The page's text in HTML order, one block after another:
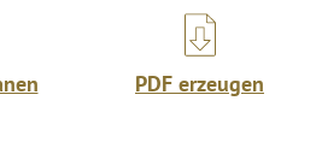
PDF erzeugen